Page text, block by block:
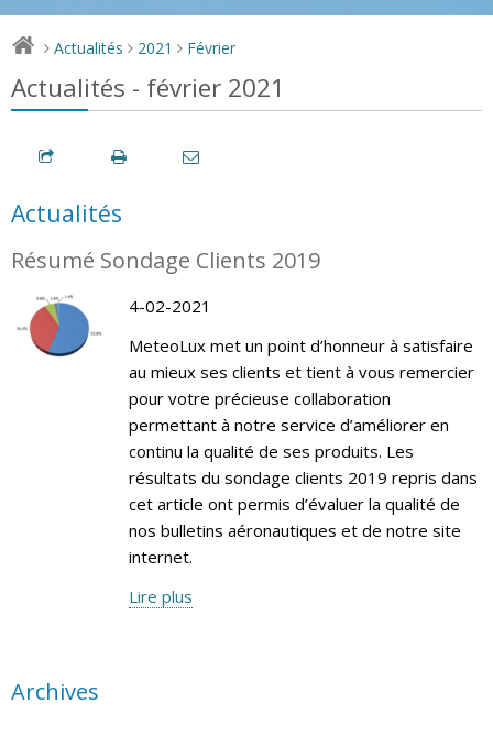
> Actualités > 2021 > Février
Actualités - février 2021
Actualités
Résumé Sondage Clients 2019
4-02-2021
MeteoLux met un point d’honneur à satisfaire
au mieux ses clients et tient à vous remercier
pour votre précieuse collaboration
permettant à notre service d’améliorer en
continu la qualité de ses produits. Les
résultats du sondage clients 2019 repris dans
cet article ont permis d’évaluer la qualité de
nos bulletins aéronautiques et de notre site
internet.
Lire plus
Archives